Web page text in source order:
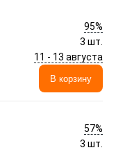
95%
3 шт.
11 - 13 августа
В корзину
57%
3 шт.